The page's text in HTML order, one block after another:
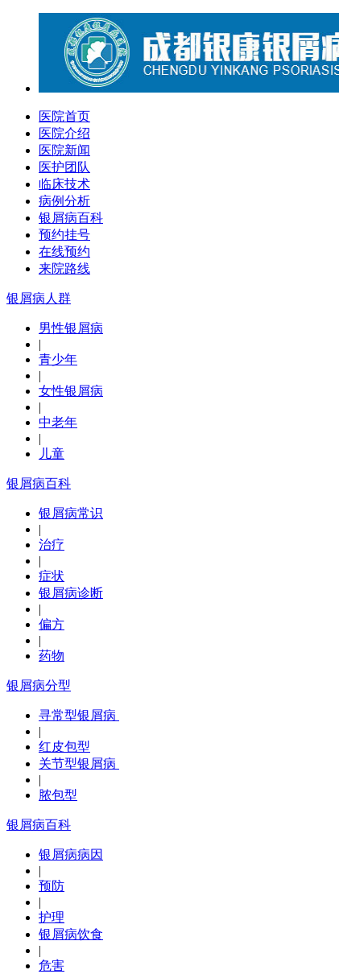
医院首页
医院介绍
医院新闻
医护团队
临床技术
病例分析
银屑病百科
预约挂号
在线预约
来院路线
银屑病人群
男性银屑病
|
青少年
|
女性银屑病
|
中老年
|
儿童
银屑病百科
银屑病常识
|
治疗
|
症状
银屑病诊断
|
偏方
|
药物
银屑病分型
寻常型银屑病
|
红皮包型
关节型银屑病
|
脓包型
银屑病百科
银屑病病因
|
预防
|
护理
银屑病饮食
|
危害